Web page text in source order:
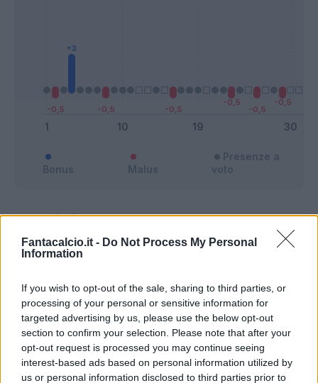
Fantacalcio.it - Do Not Process My Personal
Information
If you wish to opt-out of the sale, sharing to third parties, or
processing of your personal or sensitive information for
targeted advertising by us, please use the below opt-out
section to confirm your selection. Please note that after your
opt-out request is processed you may continue seeing
interest-based ads based on personal information utilized by
us or personal information disclosed to third parties prior to
Bonus Malus
Presenze a
voto
Quotazioni